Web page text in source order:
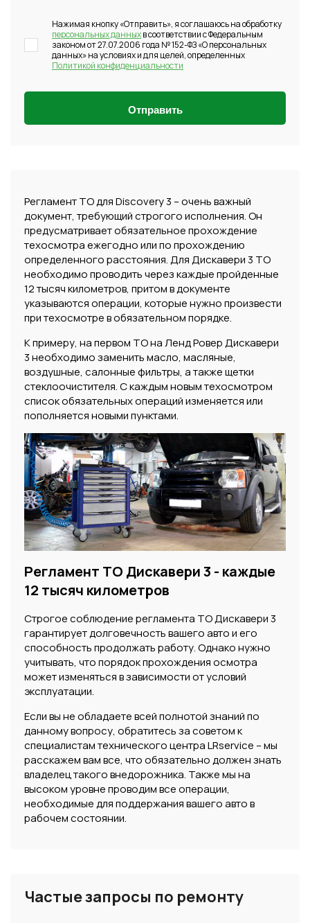
Нажимая кнопку «Отправить», я соглашаюсь на обработку
персональных данныхв соответствии с Федеральным
законом от 27.07.2006 года № 152-ФЗ «О персональных
данных» на условиях и для целей, определенных
Политикой конфиденциальности
Отправить
Регламент ТО для Discovery 3 – очень важный
документ, требующий строгого исполнения. Он
предусматривает обязательное прохождение
техосмотра ежегодно или по прохождению
определенного расстояния. Для Дискавери 3 ТО
необходимо проводить через каждые пройденные
12 тысяч километров, притом в документе
указываются операции, которые нужно произвести
при техосмотре в обязательном порядке.
К примеру, на первом ТО на Ленд Ровер Дискавери
3 необходимо заменить масло, масляные,
воздушные, салонные фильтры, а также щетки
стеклоочистителя. С каждым новым техосмотром
список обязательных операций изменяется или
пополняется новыми пунктами.
Регламент ТО Дискавери 3 - каждые
12 тысяч километров
Строгое соблюдение регламента ТО Дискавери 3
гарантирует долговечность вашего авто и его
способность продолжать работу. Однако нужно
учитывать, что порядок прохождения осмотра
может изменяться в зависимости от условий
эксплуатации.
Если вы не обладаете всей полнотой знаний по
данному вопросу, обратитесь за советом к
специалистам технического центра LRservice – мы
расскажем вам все, что обязательно должен знать
владелец такого внедорожника. Также мы на
высоком уровне проводим все операции,
необходимые для поддержания вашего авто в
рабочем состоянии.
Частые запросы по ремонту